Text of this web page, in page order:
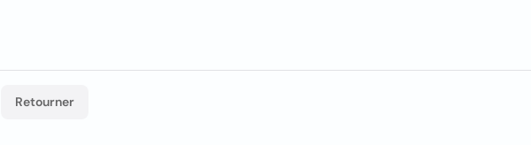
Retourner